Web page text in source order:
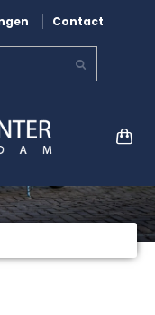
Contact